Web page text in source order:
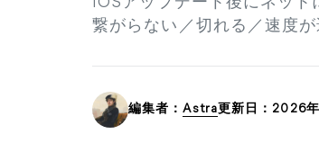
繋がらない／切れる／速度
編集者：Astra更新日：2026